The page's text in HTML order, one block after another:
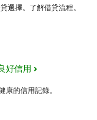
選擇。了解借貸流程。
好信用
康的信用記錄。